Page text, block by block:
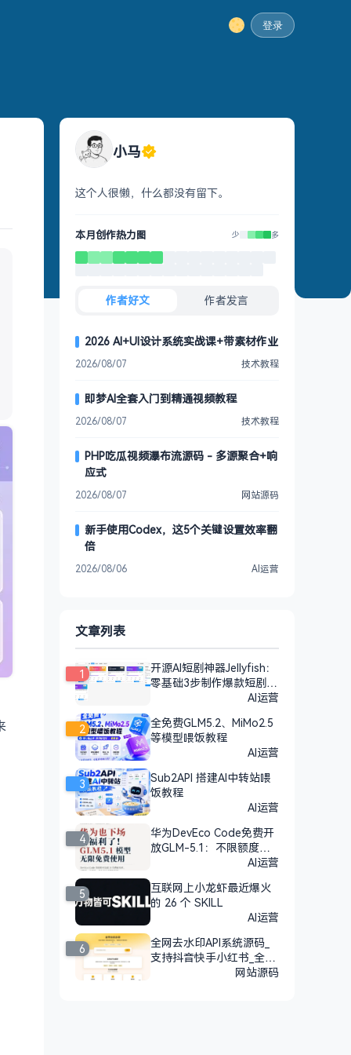
登录
小马
这个人很懒，什么都没有留下。
本月创作热力图 少 多
作者好文 作者发言
2026 AI+UI设计系统实战课+带素材作业
2026/08/07 技术教程
即梦AI全套入门到精通视频教程
2026/08/07 技术教程
PHP吃瓜视频瀑布流源码 - 多源聚合+响
应式
2026/08/07 网站源码
新手使用Codex，这5个关键设置效率翻
倍
2026/08/06 AI运营
文章列表
1
开源AI短剧神器Jellyfish：
零基础3步制作爆款短剧
AI运营
2
全免费GLM5.2、MiMo2.5
等模型喂饭教程
AI运营
3
Sub2API 搭建AI中转站喂
饭教程
AI运营
4
华为DevEco Code免费开
放GLM-5.1：不限额度，n
AI运营
5
互联网上小龙虾最近爆火
的 26 个 SKILL
AI运营
6
全网去水印API系统源码_
支持抖音快手小红书_全开
网站源码